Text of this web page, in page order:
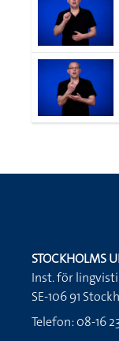
STOCKHOLMS
Inst. för
SE-106 91
Telefon: 08-16